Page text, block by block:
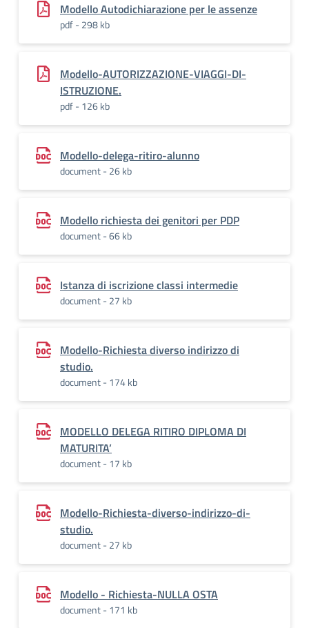
Modello Autodichiarazione per le assenze
pdf - 298 kb
Modello-AUTORIZZAZIONE-VIAGGI-DI-
ISTRUZIONE.
pdf - 126 kb
Modello-delega-ritiro-alunno
document - 26 kb
Modello richiesta dei genitori per PDP
document - 66 kb
Istanza di iscrizione classi intermedie
document - 27 kb
Modello-Richiesta diverso indirizzo di
studio.
document - 174 kb
MODELLO DELEGA RITIRO DIPLOMA DI
MATURITA’
document - 17 kb
Modello-Richiesta-diverso-indirizzo-di-
studio.
document - 27 kb
Modello - Richiesta-NULLA OSTA
document - 171 kb